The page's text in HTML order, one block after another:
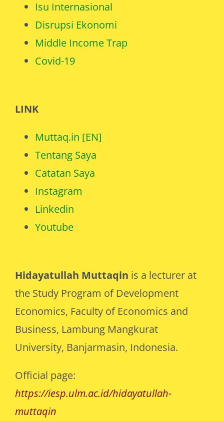
Hidayatullah Muttaqin is a lecturer at
the Study Program of Development
Economics, Faculty of Economics and
Business, Lambung Mangkurat
University, Banjarmasin, Indonesia.
Official page:
https://iesp.ulm.ac.id/hidayatullah-
muttaqin
Isu Internasional
Disrupsi Ekonomi
Middle Income Trap
Covid-19
LINK
Muttaq.in [EN]
Tentang Saya
Catatan Saya
Instagram
Linkedin
Youtube